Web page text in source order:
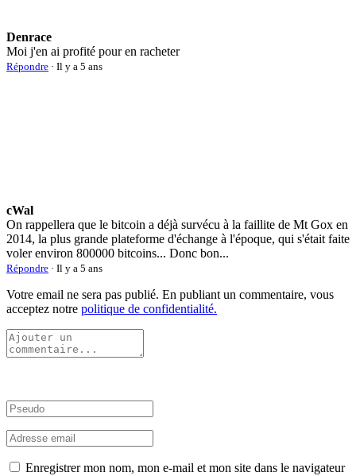
Denrace
Moi j'en ai profité pour en racheter
Répondre · Il y a 5 ans
cWal
On rappellera que le bitcoin a déjà survécu à la faillite de Mt Gox en
2014, la plus grande plateforme d'échange à l'époque, qui s'était faite
voler environ 800000 bitcoins... Donc bon...
Répondre · Il y a 5 ans
Votre email ne sera pas publié. En publiant un commentaire, vous
acceptez notre politique de confidentialité.
Enregistrer mon nom, mon e-mail et mon site dans le navigateur